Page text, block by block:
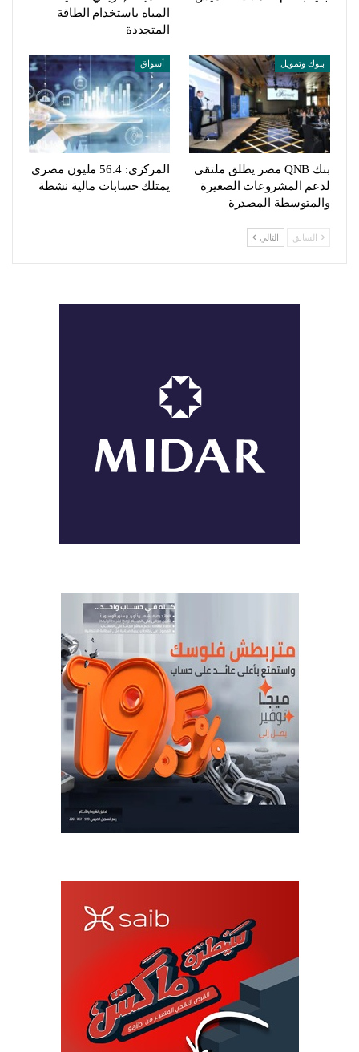
المياه باستخدام الطاقة
المتجددة
بنوك وتمويل
بنك QNB مصر يطلق ملتقى
لدعم المشروعات الصغيرة
والمتوسطة المصدرة
أسواق
المركزي: 56.4 مليون مصري
يمتلك حسابات مالية نشطة
السابق التالي